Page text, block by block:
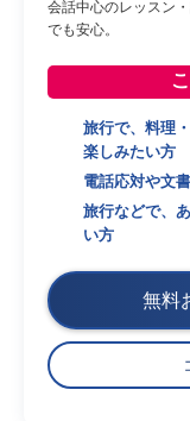
会話中心のレッスン
でも安心。
旅行で、料理
楽しみたい方
電話応対や文
旅行などで、
い方
無料